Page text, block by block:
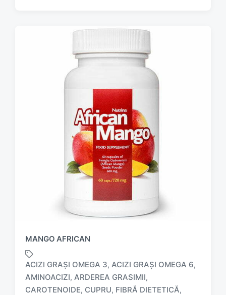
MANGO AFRICAN
ACIZI GRAȘI OMEGA 3, ACIZI GRAȘI OMEGA 6,
AMINOACIZI, ARDEREA GRASIMII,
CAROTENOIDE, CUPRU, FIBRĂ DIETETICĂ,